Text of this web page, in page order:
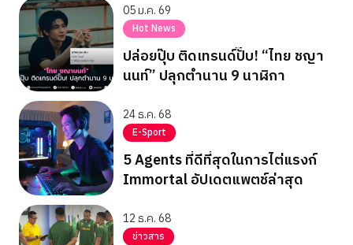
05 ม.ค. 69
Hot News
ปล่อยปุ๊บ ติดเทรนด์ปั๊บ! “ไทย ชญา
นนท์” ปลุกตำนาน 9 นาฬิกา
24 ธ.ค. 68
E-Sport
5 Agents ที่ดีที่สุดในการไต่แรงก์
Immortal อัปเดตแพตช์ล่าสุด
12 ธ.ค. 68
ข่าวสาร